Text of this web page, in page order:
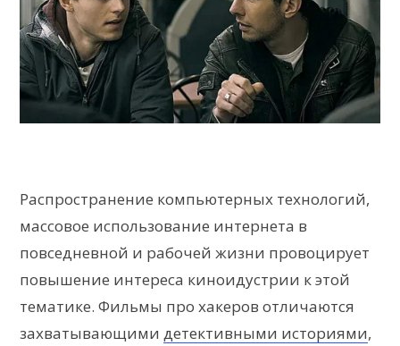
Распространение компьютерных технологий,
массовое использование интернета в
повседневной и рабочей жизни провоцирует
повышение интереса киноидустрии к этой
тематике. Фильмы про хакеров отличаются
захватывающими детективными историями,